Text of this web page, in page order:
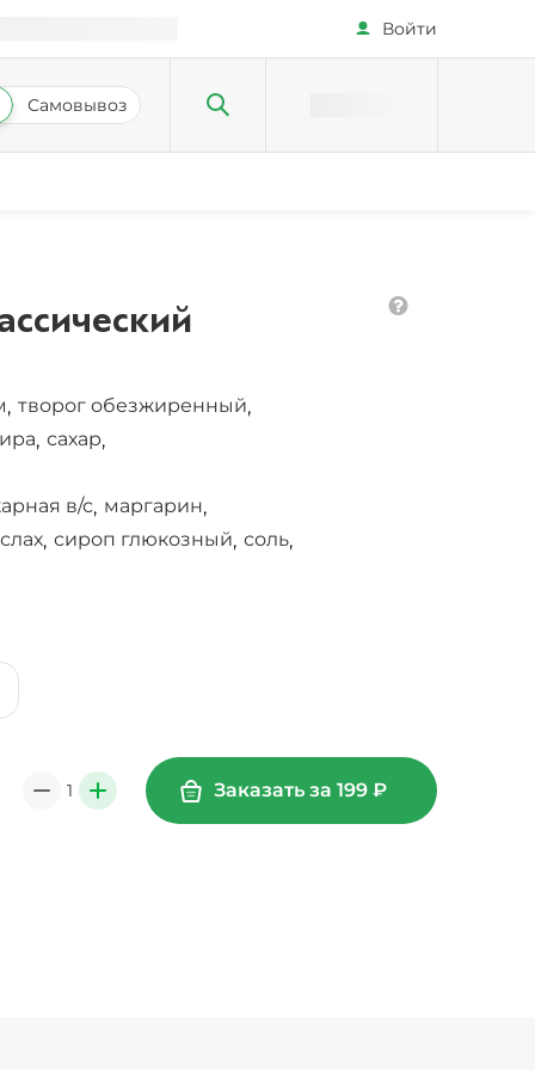
Войти
Самовывоз
, творог обезжиренный,
, сахар,
в/с, маргарин,
, сироп глюкозный, соль,
1 + Заказать за 199 ₽